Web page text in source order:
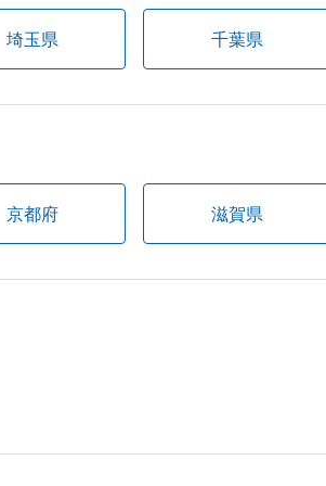
埼玉県 千葉県
京都府 滋賀県